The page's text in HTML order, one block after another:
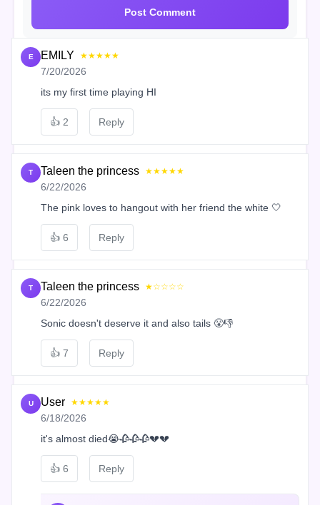
Post Comment
E EMILY ★★★★★
7/20/2026
its my first time playing HI
👍 2 Reply
T Taleen the princess ★★★★★
6/22/2026
The pink loves to hangout with her friend the white 🤍
👍 6 Reply
T Taleen the princess ★☆☆☆☆
6/22/2026
Sonic doesn't deserve it and also tails 😤👎
👍 7 Reply
U User ★★★★★
6/18/2026
it's almost died😭🥀🥀🥀💔💔
👍 6 Reply